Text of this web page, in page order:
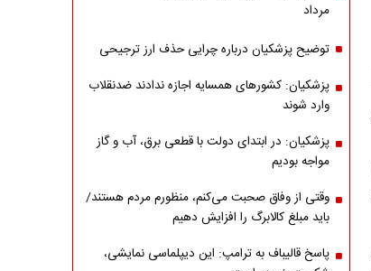
مرداد
توضیح پزشکیان درباره چرایی حذف ارز ترجیحی
پزشکیان: کشورهای همسایه اجازه ندادند ضدنقلاب
وارد شوند
پزشکیان: در ابتدای دولت با قطعی برق، آب و گاز
مواجه بودیم
وقتی از وفاق صحبت می‌کنم، منظورم مردم هستند/
باید مبلغ کالابرگ را افزایش دهیم
پاسخ قالیباف به ترامپ: این دیپلماسی نمایشی،